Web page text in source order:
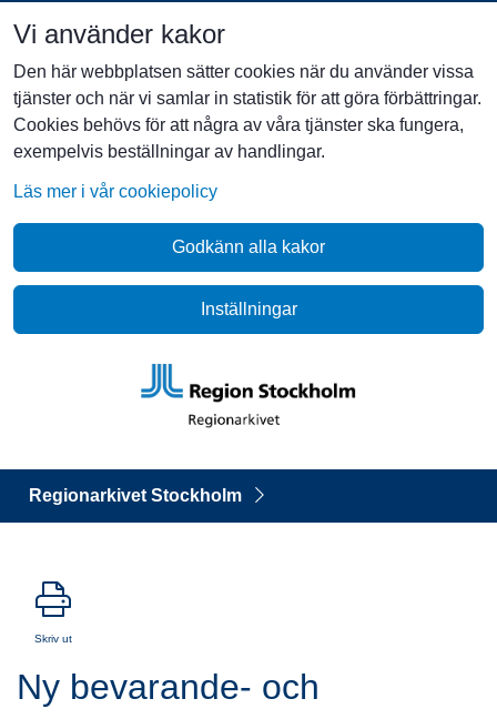
Vi använder kakor
Den här webbplatsen sätter cookies när du använder vissa
tjänster och när vi samlar in statistik för att göra förbättringar.
Cookies behövs för att några av våra tjänster ska fungera,
exempelvis beställningar av handlingar.
Läs mer i vår cookiepolicy
Godkänn alla kakor
Inställningar
Regionarkivet Stockholm
Skriv ut
Ny bevarande- och